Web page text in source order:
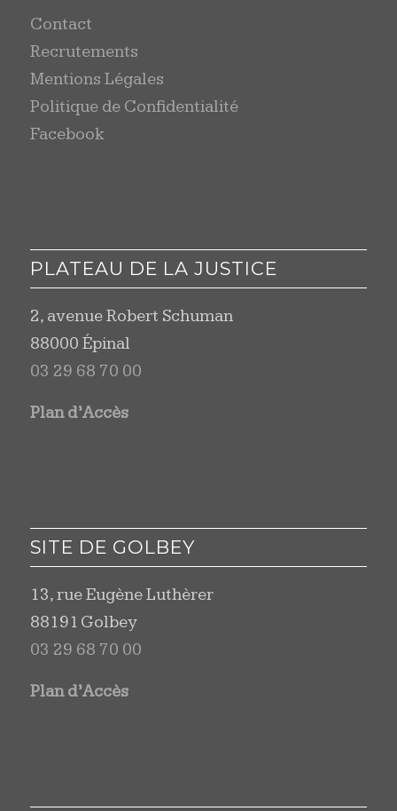
Contact
Recrutements
Mentions Légales
Politique de Confidentialité
Facebook
PLATEAU DE LA JUSTICE
2, avenue Robert Schuman
88000 Épinal
03 29 68 70 00
Plan d’Accès
SITE DE GOLBEY
13, rue Eugène Luthèrer
88191 Golbey
03 29 68 70 00
Plan d’Accès